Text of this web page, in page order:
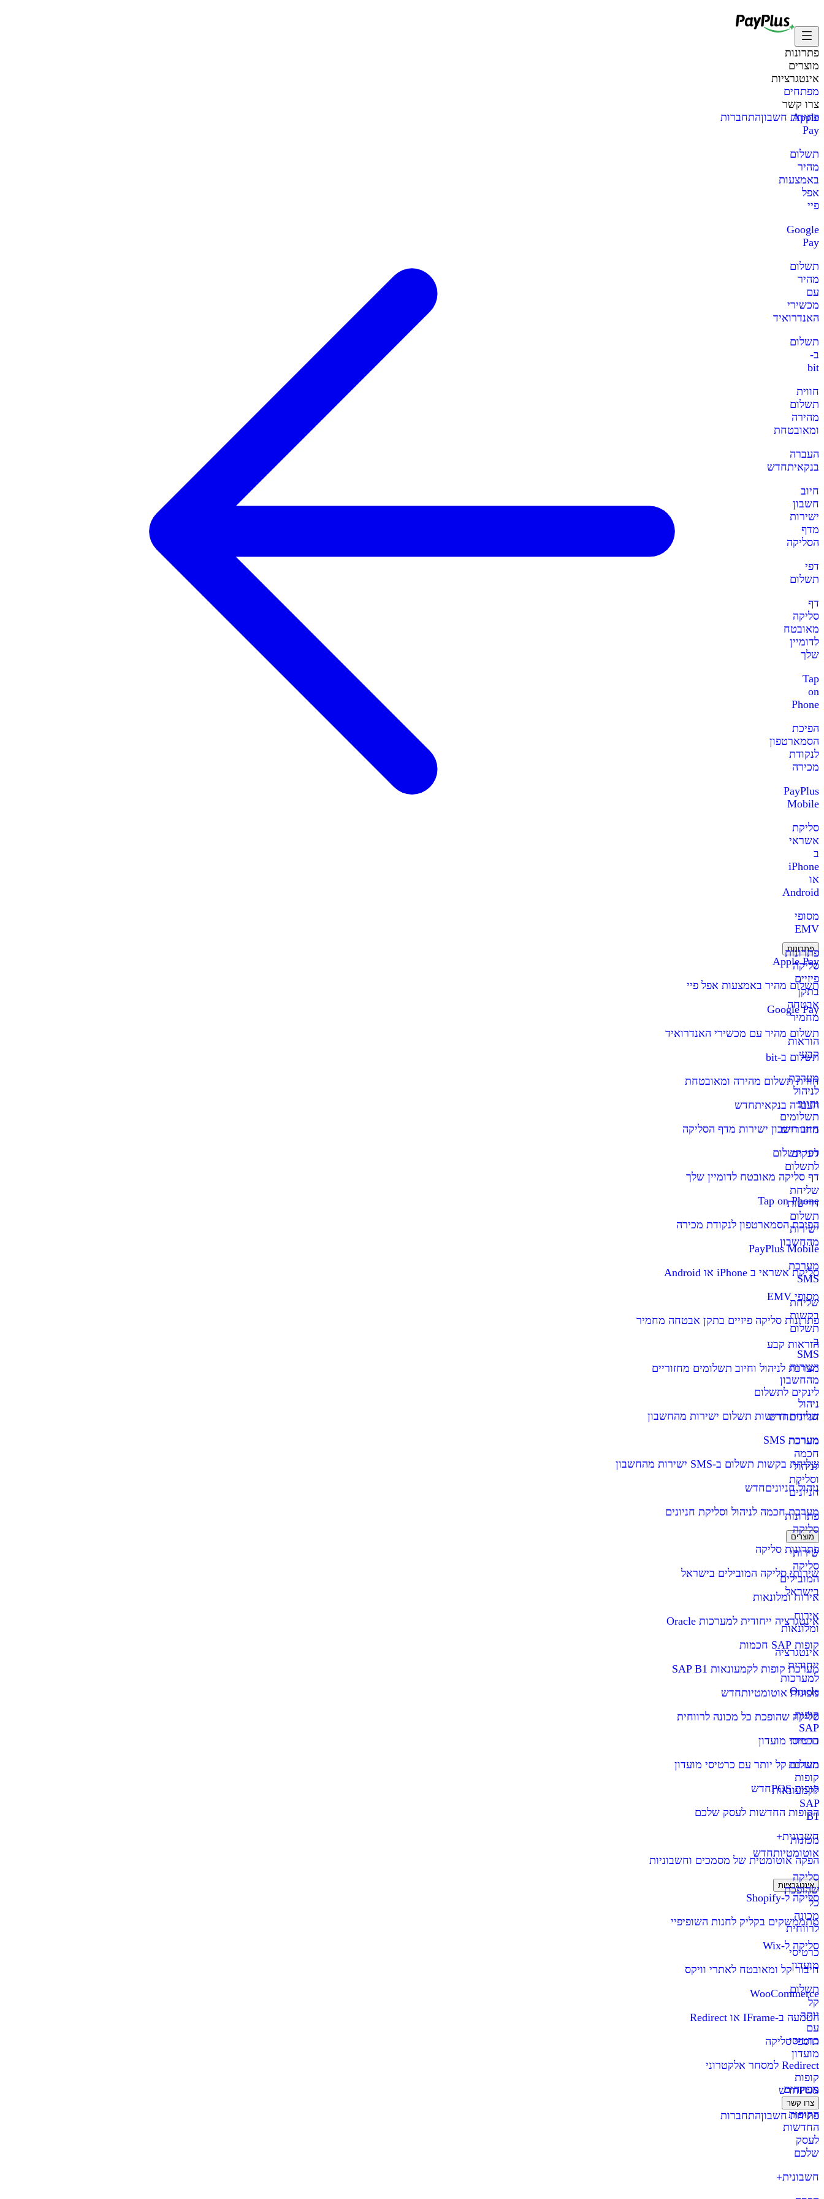
פתרונות
מוצרים
אינטגרציות
מפתחים
צרו קשר
Apple
Pay
תשלום
מהיר
באמצעות
אפל
פיי
Google
Pay
תשלום
מהיר
עם
מכשירי
האנדרואיד
תשלום
ב-
bit
חווית
תשלום
מהירה
ומאובטחת
העברה
בנקאיתחדש
חיוב
חשבון
ישירות
מדף
הסליקה
דפי
תשלום
דף
סליקה
מאובטח
לדומיין
שלך
Tap
on
Phone
הפיכת
הסמארטפון
לנקודת
מכירה
PayPlus
Mobile
סליקת
אשראי
ב
iPhone
או
Android
מסופי
EMV
פתרונות
סליקה
פיזיים
בתקן
אבטחה
מחמיר
הוראות
קבע
מערכת
לניהול
וחיוב
תשלומים
מחזוריים
לינקים
לתשלום
שליחת
דרישות
תשלום
ישירות
מהחשבון
מערכת
SMS
שליחת
בקשות
תשלום
ב-
SMS
ישירות
מהחשבון
ניהול
חניוניםחדש
מערכת
חכמה
לניהול
וסליקת
חניונים
פתרונות
סליקה
שירותי
סליקה
המובילים
בישראל
אירוח
ומלונאות
אינטגרציה
ייחודית
למערכות
Oracle
קופות
SAP
חכמות
מערכת
קופות
לקמעונאות
SAP
B1
מכונות
אוטומטיותחדש
סליקה
שהופכת
כל
מכונה
לרווחית
כרטיסי
מועדון
תשלום
קל
יותר
עם
כרטיסי
מועדון
קופות
POSחדש
הקופות
החדשות
לעסק
שלכם
חשבונית+
פתיחת חשבוןהתחברות
פתרונות
Apple Pay
תשלום מהיר באמצעות אפל פיי
Google Pay
תשלום מהיר עם מכשירי האנדרואיד
תשלום ב-bit
חווית תשלום מהירה ומאובטחת
העברה בנקאיתחדש
חיוב חשבון ישירות מדף הסליקה
דפי תשלום
דף סליקה מאובטח לדומיין שלך
Tap on Phone
הפיכת הסמארטפון לנקודת מכירה
PayPlus Mobile
סליקת אשראי ב iPhone או Android
מסופי EMV
פתרונות סליקה פיזיים בתקן אבטחה מחמיר
הוראות קבע
מערכת לניהול וחיוב תשלומים מחזוריים
לינקים לתשלום
שליחת דרישות תשלום ישירות מהחשבון
מערכת SMS
שליחת בקשות תשלום ב-SMS ישירות מהחשבון
ניהול חניוניםחדש
מערכת חכמה לניהול וסליקת חניונים
מוצרים
פתרונות סליקה
שירותי סליקה המובילים בישראל
אירוח ומלונאות
אינטגרציה ייחודית למערכות Oracle
קופות SAP חכמות
מערכת קופות לקמעונאות SAP B1
מכונות אוטומטיותחדש
סליקה שהופכת כל מכונה לרווחית
כרטיסי מועדון
תשלום קל יותר עם כרטיסי מועדון
קופות POS
חדש
הקופות החדשות לעסק שלכם
חשבונית+
הפקה אוטומטית של מסמכים וחשבוניות
אינטגרציות
סליקה ל-Shopify
מתממשקים בקליק לחנות השופיפיי
סליקה ל-Wix
חיבור קל ומאובטח לאתרי וויקס
WooCommerce
הטמעה ב-IFrame או Redirect
תוספי סליקה
Redirect למסחר אלקטרוני
מפתחים
צרו קשר
פתיחת חשבוןהתחברות